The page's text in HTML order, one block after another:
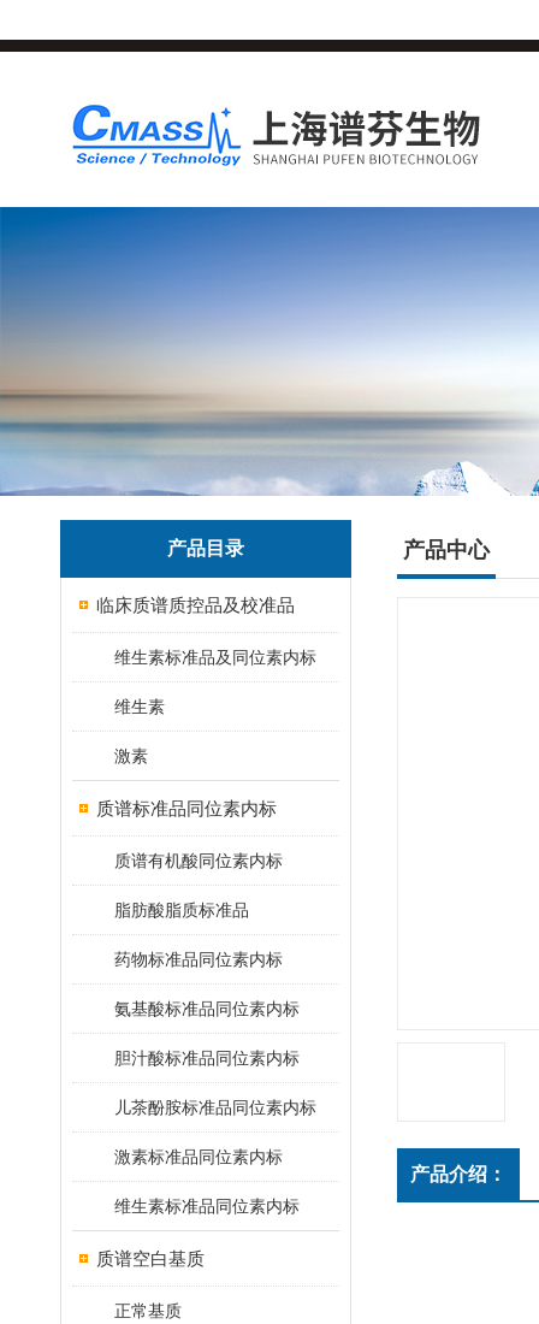
产品目录
临床质谱质控品及校准品
维生素标准品及同位素内标
维生素
激素
质谱标准品同位素内标
质谱有机酸同位素内标
脂肪酸脂质标准品
药物标准品同位素内标
氨基酸标准品同位素内标
胆汁酸标准品同位素内标
儿茶酚胺标准品同位素内标
激素标准品同位素内标
维生素标准品同位素内标
质谱空白基质
正常基质
产品中心
产品介绍：